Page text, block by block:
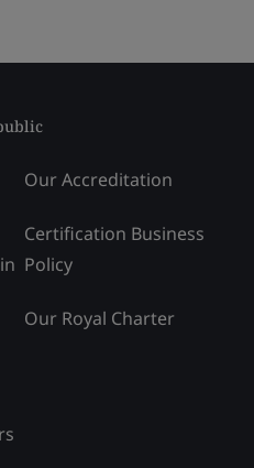
Our Accreditation
Certification Business
Policy
Our Royal Charter